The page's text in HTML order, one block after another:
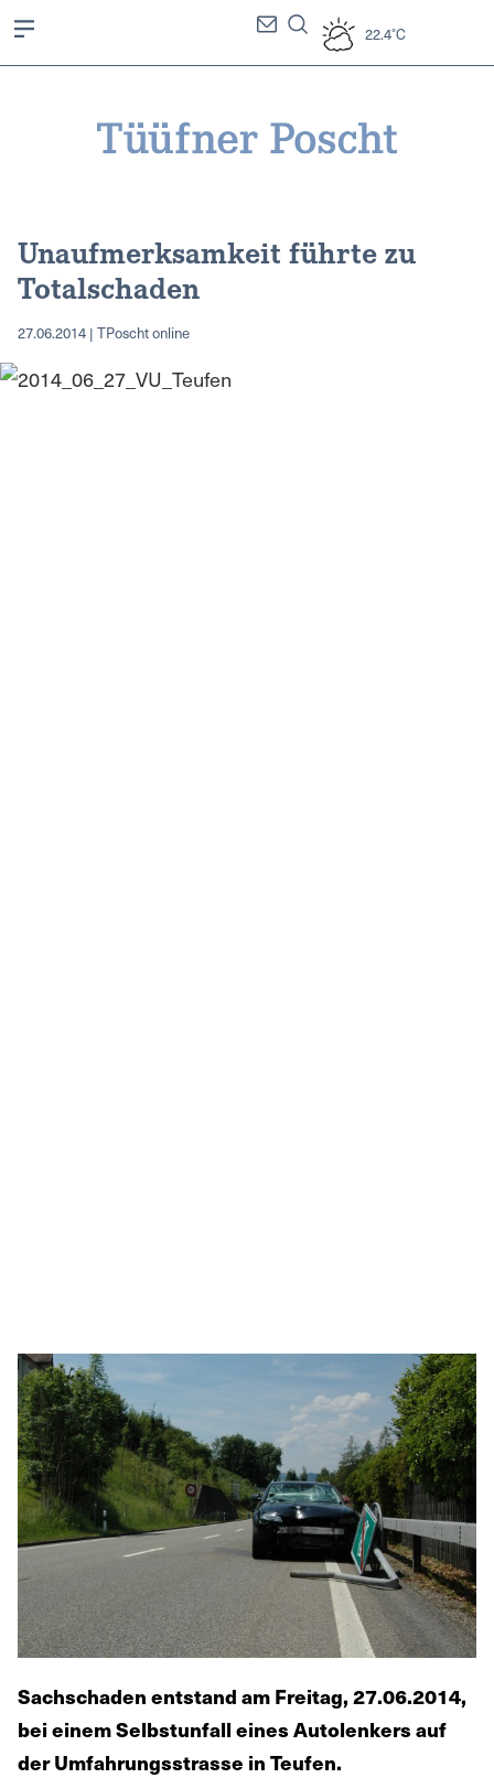
22.4°C
Unaufmerksamkeit führte zu
Totalschaden
27.06.2014 | TPoscht online
Sachschaden entstand am Freitag, 27.06.2014,
bei einem Selbstunfall eines Autolenkers auf
der Umfahrungsstrasse in Teufen.